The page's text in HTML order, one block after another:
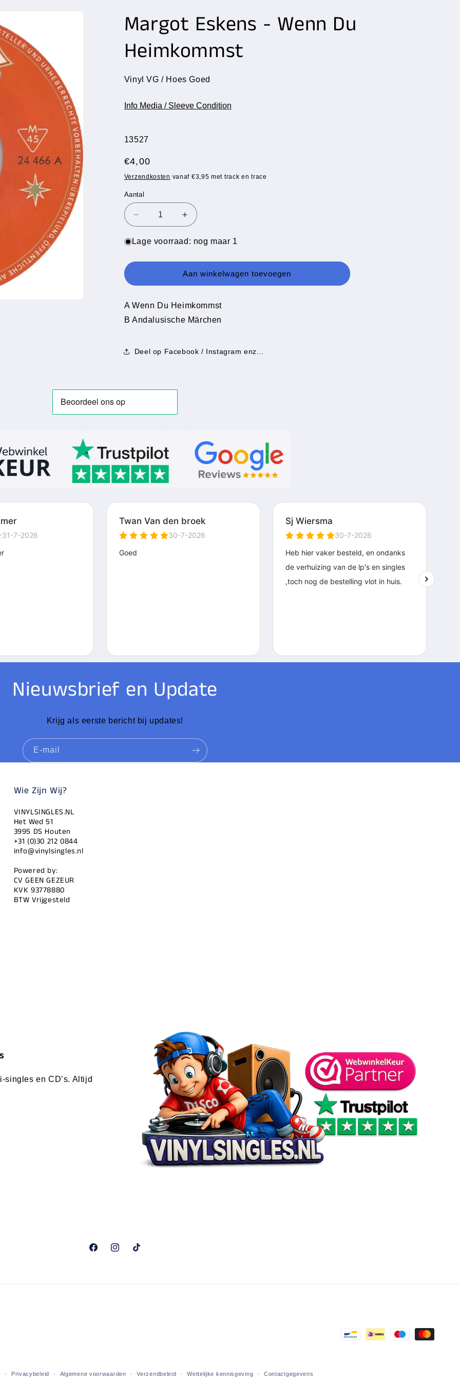
Margot Eskens - Wenn Du
Heimkommst
Vinyl VG / Hoes Goed
Info Media / Sleeve Condition
SKU:
13527
Normale
prijs
€4,00
Verzendkosten vanaf €3,95 met track en trace
Aantal
Aantal
Aantal
verlagen
voor
Eskens
Wenn
Heimkommst
Aantal
verhogen
voor
Eskens
-
Wenn
Heimkommst
Lage voorraad: nog maar 1
Aan winkelwagen toevoegen
A Wenn Du Heimkommst
B Andalusische Märchen
Deel op Facebook / Instagram enz...
Nieuwsbrief en Update
Krijg als eerste bericht bij updates!
E‑mail
Wie Zijn Wij?
VINYLSINGLES.NL
Het Wed 51
3995 DS Houten
+31 (0)30 212 0844
info@vinylsingles.nl
Powered by:
CV GEEN GEZEUR
KVK 93778880
BTW Vrijgesteld
singles en CD’s. Altijd
FacebookInstagramTikTok
Betaalmethoden
Privacybeleid Algemene voorwaarden Verzendbeleid Wettelijke kennisgeving Contactgegevens